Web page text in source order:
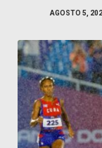
AGOSTO 5,